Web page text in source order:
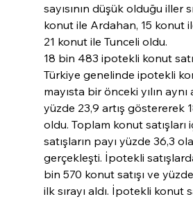
sayısının düşük olduğu iller
konut ile Ardahan, 15 konut
21 konut ile Tunceli oldu.
18 bin 483 ipotekli konut
Türkiye genelinde ipotekli
mayısta bir önceki yılın aynı
yüzde 23,9 artış göstererek
oldu. Toplam konut satışları
satışların payı yüzde 36,3
gerçekleşti. İpotekli
bin 570 konut satışı ve
ilk sırayı aldı. İpotekli konut